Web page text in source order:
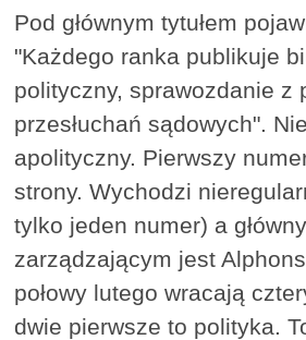
Pod głównym tytułem
"Każdego ranka publikuje
polityczny, sprawozdanie z
przesłuchań sądowych".
apolityczny. Pierwszy
strony. Wychodzi
tylko jeden numer) a
zarządzającym jest
połowy lutego wracają
dwie pierwsze to polityka.